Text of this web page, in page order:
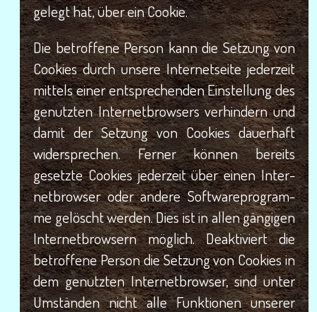
gelegt hat, über ein Cookie.
Die betrof­fe­ne Per­son kann die Set­zung von
Coo­kies durch unse­re Inter­net­sei­te jeder­zeit
mit­tels einer ent­spre­chen­den Ein­stel­lung des
genutz­ten Inter­net­brow­sers ver­hin­dern und
damit der Set­zung von Coo­kies dau­er­haft
wider­spre­chen. Fer­ner kön­nen bereits
gesetz­te Coo­kies jeder­zeit über einen Inter­
net­brow­ser oder ande­re Soft­ware­pro­gram­
me gelöscht wer­den. Dies ist in allen gän­gi­gen
Inter­net­brow­sern mög­lich. Deak­ti­viert die
betrof­fe­ne Per­son die Set­zung von Coo­kies in
dem genutz­ten Inter­net­brow­ser, sind unter
Umstän­den nicht alle Funk­tio­nen unse­rer